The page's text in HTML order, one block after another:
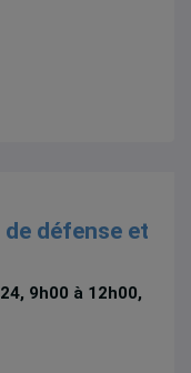
défense et
9h00 à 12h00,